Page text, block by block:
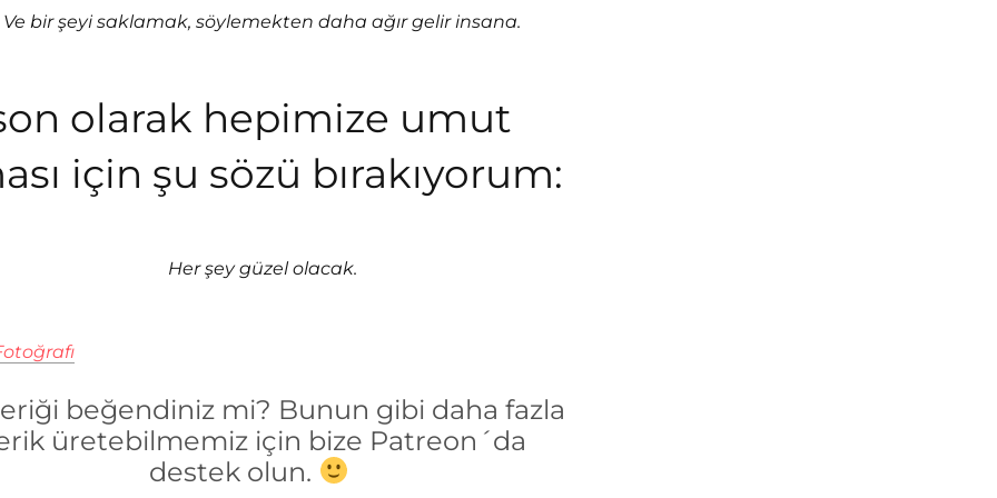
Ve bir şeyi saklamak, söylemekten daha ağır gelir insana.
olarak hepimize umut
için şu sözü bırakıyorum:
Her şey güzel olacak.
beğendiniz mi? Bunun gibi daha fazla
üretebilmemiz için bize Patreon´da
destek olun.